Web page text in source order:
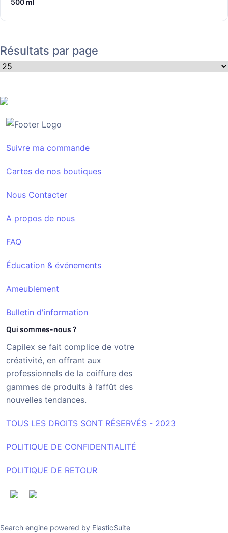
500 ml
Résultats par page
Suivre ma commande
Cartes de nos boutiques
Nous Contacter
A propos de nous
FAQ
Éducation & événements
Ameublement
Bulletin d'information
Qui sommes-nous ?
Capilex se fait complice de votre
créativité, en offrant aux
professionnels de la coiffure des
gammes de produits à l’affût des
nouvelles tendances.
TOUS LES DROITS SONT RÉSERVÉS - 2023
POLITIQUE DE CONFIDENTIALITÉ
POLITIQUE DE RETOUR
Search engine powered by ElasticSuite